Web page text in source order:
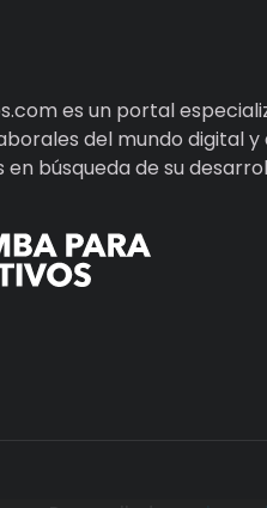
es un portal
del mundo digital y
búsqueda de su